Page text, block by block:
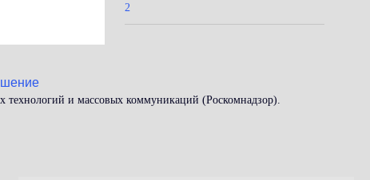
2
технологий и массовых коммуникаций (Роскомнадзор).